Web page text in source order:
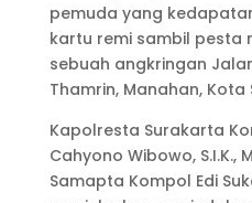
pemuda yang
kartu remi sambil pesta
sebuah angkringan
Thamrin, Manahan, Kota
Kapolresta Surakarta
Cahyono Wibowo, S.I.K.,
Samapta Kompol Edi